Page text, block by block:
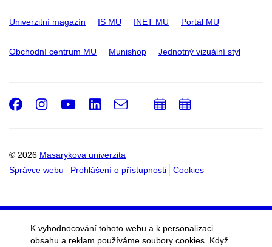
Univerzitní magazín IS MU INET MU Portál MU
Obchodní centrum MU Munishop Jednotný vizuální styl
© 2026 Masarykova univerzita
Správce webu
Prohlášení o přístupnosti Cookies
Facebook
Instagram
Youtube
LinkedIn
e-
PřidatPřidat
K vyhodnocování tohoto webu a k personalizaci
obsahu a reklam používáme soubory cookies. Když